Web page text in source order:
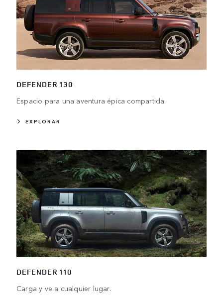
DEFENDER 130
Espacio para una aventura épica compartida.
EXPLORAR
DEFENDER 110
Carga y ve a cualquier lugar.